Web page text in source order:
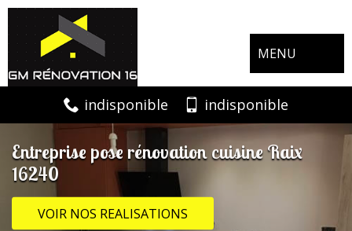
MENU
indisponible indisponible
Entreprise pose rénovation cuisine Raix
16240
VOIR NOS REALISATIONS